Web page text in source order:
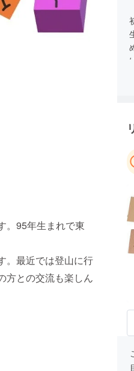
。95年生まれで東
。最近では登山に行
方との交流も楽しん